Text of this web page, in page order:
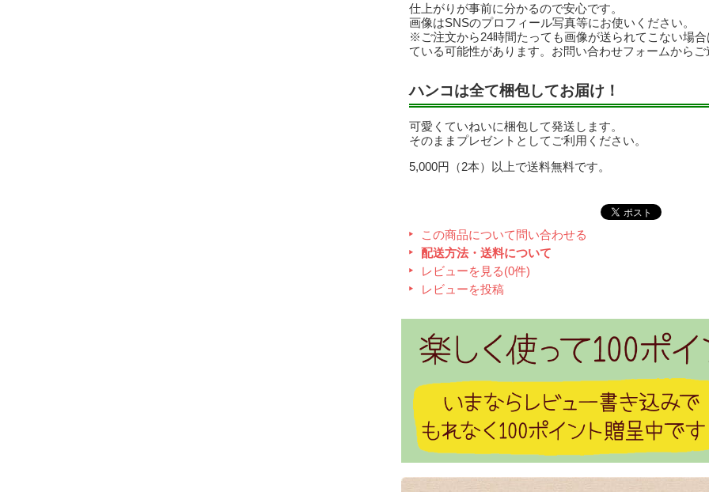
仕上がりが事前に分かるので安心です。
画像はSNSのプロフィール写真等にお使いください。
※ご注文から24時間たっても画像が送られてこない場
ている可能性があります。お問い合わせフォームから
ハンコは全て梱包してお届け！
可愛くていねいに梱包して発送します。
そのままプレゼントとしてご利用ください。
5,000円（2本）以上で送料無料です。
この商品について問い合わせる
配送方法・送料について
レビューを見る(0件)
レビューを投稿